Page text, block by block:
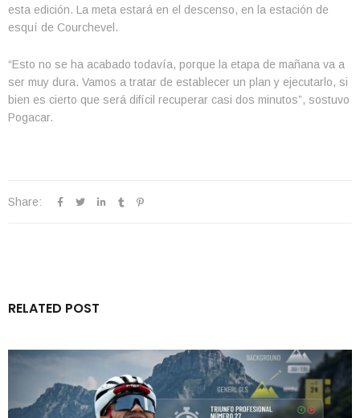
esta edición. La meta estará en el descenso, en la estación de
esquí de Courchevel.
“Esto no se ha acabado todavía, porque la etapa de mañana va a
ser muy dura. Vamos a tratar de establecer un plan y ejecutarlo, si
bien es cierto que será difícil recuperar casi dos minutos”, sostuvo
Pogacar.
Share:
RELATED POST